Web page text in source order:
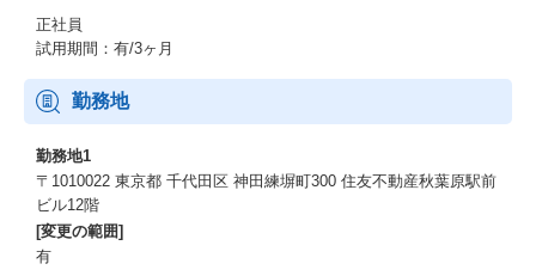
正社員
試用期間：有/3ヶ月
勤務地
勤務地1
〒1010022 東京都 千代田区 神田練塀町300 住友不動産秋葉原駅前
ビル12階
[変更の範囲]
有